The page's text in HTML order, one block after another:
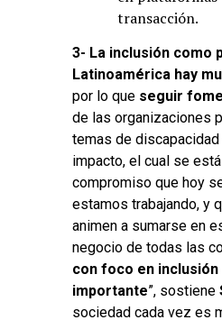
transacción.
3- La inclusión como
Latinoamérica hay
por lo que seguir
de las organizaciones
temas de
impacto, el cual se
compromiso que hoy
estamos trabajando, y
animen a sumarse en
negocio de todas las
con foco en
importante”, sostiene
sociedad cada vez es